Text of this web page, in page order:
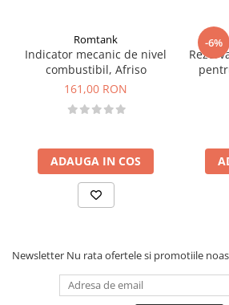
Romtank
Indicator mecanic de nivel
combustibil, Afriso
161,00 RON
ADAUGA IN COS
-6%
Newsletter Nu rata ofertele si promotiile